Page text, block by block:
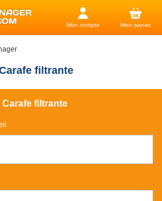
Mon compte Mon panier
filtrante
filtrante